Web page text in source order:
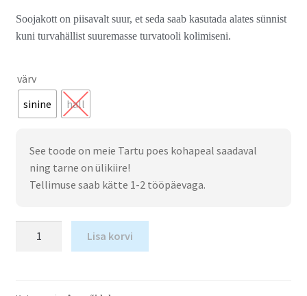
Soojakott on piisavalt suur, et seda saab kasutada alates sünnist
kuni turvahällist suuremasse turvatooli kolimiseni.
värv
sinine
hall
See toode on meie Tartu poes kohapeal saadaval
ning tarne on ülikiire!
Tellimuse saab kätte 1-2 tööpäevaga.
Lisa korvi